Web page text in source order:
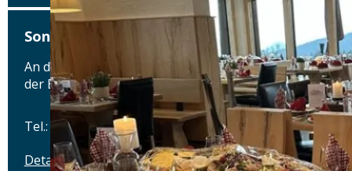
SonnenAlm Kampenwand
An der Bergbahn 8 - Bergseite Ost 27 - 100m neben
der Bergstation, 83229 Aschau im Chiemgau
Tel.: Tel.: 0151-23002836
Details